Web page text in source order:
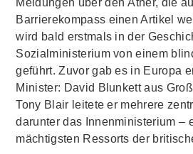
Meldungen über den Äther, die
Barrierekompass einen Artikel
wird bald erstmals in der
Sozialministerium von einem
geführt. Zuvor gab es in Europa
Minister: David Blunkett aus
Tony Blair leitete er mehrere
darunter das Innenministerium –
mächtigsten Ressorts der